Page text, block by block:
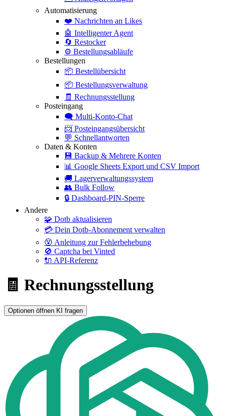
Automatisierung
❤️ Nachrichten an Likes
🤖 Intelligenter Agent
🔄 Restocker
⚙️ Bestellungsabläufe
Bestellungen
📦 Bestellübersicht
📦 Bestellungsverwaltung
🧾 Rechnungsstellung
Posteingang
🗨️ Multi-Konto-Chat
📨 Posteingangsübersicht
💬 Schnellantworten
Daten & Konten
💾 Backup & Mehrere Konten
📊 Google Sheets Export und CSV Import
🚚 Lagerverwaltungssystem
👥 Bulk Follow
🔒 Dashboard-PIN-Sperre
Andere
🧩 Dotb aktualisieren
💳 Dein Dotb-Abonnement verwalten
😵 Anleitung zur Fehlerbehebung
🚫 Captcha bei Vinted
🔌 API-Referenz
🧾 Rechnungsstellung
Optionen öffnen KI fragen